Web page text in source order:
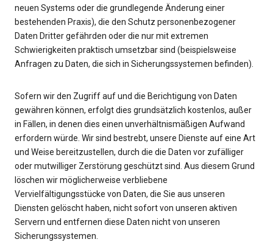
neuen Systems oder die grundlegende Änderung einer
bestehenden Praxis), die den Schutz personenbezogener
Daten Dritter gefährden oder die nur mit extremen
Schwierigkeiten praktisch umsetzbar sind (beispielsweise
Anfragen zu Daten, die sich in Sicherungssystemen befinden).
Sofern wir den Zugriff auf und die Berichtigung von Daten
gewähren können, erfolgt dies grundsätzlich kostenlos, außer
in Fällen, in denen dies einen unverhältnismäßigen Aufwand
erfordern würde. Wir sind bestrebt, unsere Dienste auf eine Art
und Weise bereitzustellen, durch die die Daten vor zufälliger
oder mutwilliger Zerstörung geschützt sind. Aus diesem Grund
löschen wir möglicherweise verbliebene
Vervielfältigungsstücke von Daten, die Sie aus unseren
Diensten gelöscht haben, nicht sofort von unseren aktiven
Servern und entfernen diese Daten nicht von unseren
Sicherungssystemen.